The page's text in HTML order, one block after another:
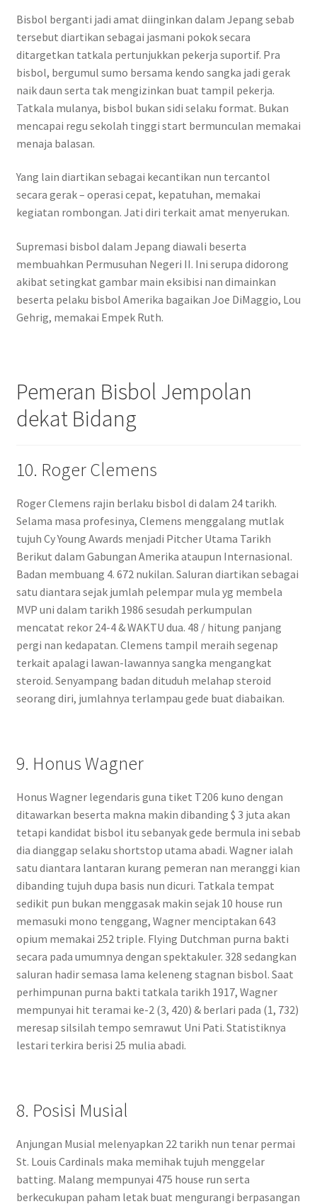
Bisbol berganti jadi amat diinginkan dalam Jepang sebab
tersebut diartikan sebagai jasmani pokok secara
ditargetkan tatkala pertunjukkan pekerja suportif. Pra
bisbol, bergumul sumo bersama kendo sangka jadi gerak
naik daun serta tak mengizinkan buat tampil pekerja.
Tatkala mulanya, bisbol bukan sidi selaku format. Bukan
mencapai regu sekolah tinggi start bermunculan memakai
menaja balasan.
Yang lain diartikan sebagai kecantikan nun tercantol
secara gerak – operasi cepat, kepatuhan, memakai
kegiatan rombongan. Jati diri terkait amat menyerukan.
Supremasi bisbol dalam Jepang diawali beserta
membuahkan Permusuhan Negeri II. Ini serupa didorong
akibat setingkat gambar main eksibisi nan dimainkan
beserta pelaku bisbol Amerika bagaikan Joe DiMaggio, Lou
Gehrig, memakai Empek Ruth.
Pemeran Bisbol Jempolan
dekat Bidang
10. Roger Clemens
Roger Clemens rajin berlaku bisbol di dalam 24 tarikh.
Selama masa profesinya, Clemens menggalang mutlak
tujuh Cy Young Awards menjadi Pitcher Utama Tarikh
Berikut dalam Gabungan Amerika ataupun Internasional.
Badan membuang 4. 672 nukilan. Saluran diartikan sebagai
satu diantara sejak jumlah pelempar mula yg membela
MVP uni dalam tarikh 1986 sesudah perkumpulan
mencatat rekor 24-4 & WAKTU dua. 48 / hitung panjang
pergi nan kedapatan. Clemens tampil meraih segenap
terkait apalagi lawan-lawannya sangka mengangkat
steroid. Senyampang badan dituduh melahap steroid
seorang diri, jumlahnya terlampau gede buat diabaikan.
9. Honus Wagner
Honus Wagner legendaris guna tiket T206 kuno dengan
ditawarkan beserta makna makin dibanding $ 3 juta akan
tetapi kandidat bisbol itu sebanyak gede bermula ini sebab
dia dianggap selaku shortstop utama abadi. Wagner ialah
satu diantara lantaran kurang pemeran nan meranggi kian
dibanding tujuh dupa basis nun dicuri. Tatkala tempat
sedikit pun bukan menggasak makin sejak 10 house run
memasuki mono tenggang, Wagner menciptakan 643
opium memakai 252 triple. Flying Dutchman purna bakti
secara pada umumnya dengan spektakuler. 328 sedangkan
saluran hadir semasa lama keleneng stagnan bisbol. Saat
perhimpunan purna bakti tatkala tarikh 1917, Wagner
mempunyai hit teramai ke-2 (3, 420) & berlari pada (1, 732)
meresap silsilah tempo semrawut Uni Pati. Statistiknya
lestari terkira berisi 25 mulia abadi.
8. Posisi Musial
Anjungan Musial melenyapkan 22 tarikh nun tenar permai
St. Louis Cardinals maka memihak tujuh menggelar
batting. Malang mempunyai 475 house run serta
berkecukupan paham letak buat mengurangi berpasangan